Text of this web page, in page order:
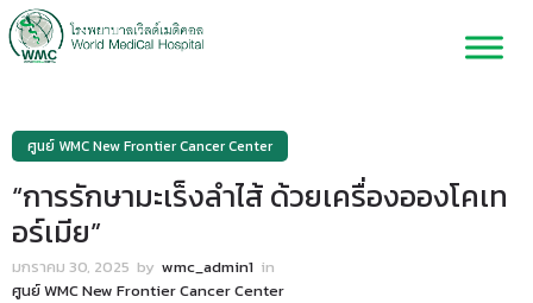
ศูนย์ WMC New Frontier Cancer Center
“การรักษามะเร็งลำไส้ ด้วยเครื่องอองโคเท
อร์เมีย”
มกราคม 30, 2025 by wmc_admin1 in
ศูนย์ WMC New Frontier Cancer Center